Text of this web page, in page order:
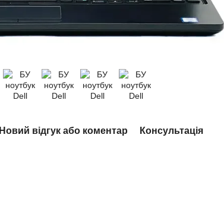
Новий відгук або коментар Консультація